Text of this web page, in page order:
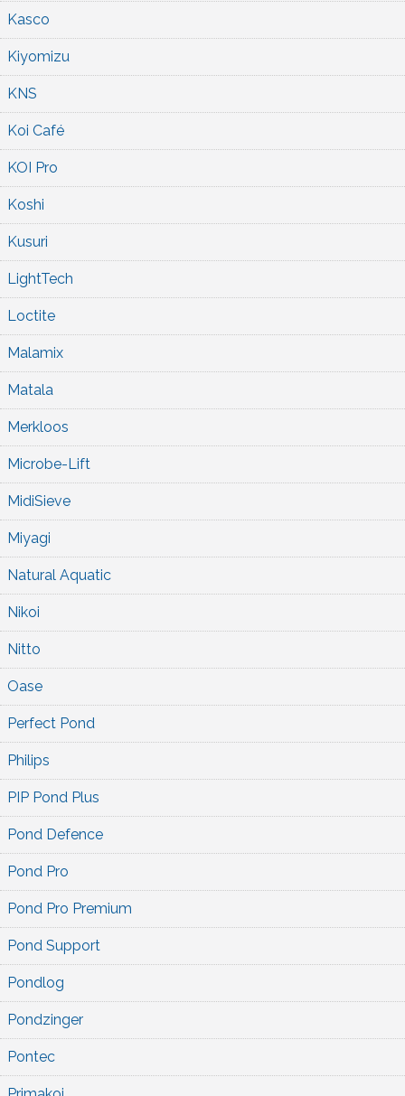
Kasco
Kiyomizu
KNS
Koi Café
KOI Pro
Koshi
Kusuri
LightTech
Loctite
Malamix
Matala
Merkloos
Microbe-Lift
MidiSieve
Miyagi
Natural Aquatic
Nikoi
Nitto
Oase
Perfect Pond
Philips
PIP Pond Plus
Pond Defence
Pond Pro
Pond Pro Premium
Pond Support
Pondlog
Pondzinger
Pontec